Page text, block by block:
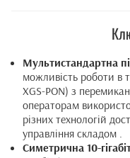
Мультистандартна
можливість роботи в
XGS-PON) з
операторам
різних технологій
управління складом .
Симетрична 10-